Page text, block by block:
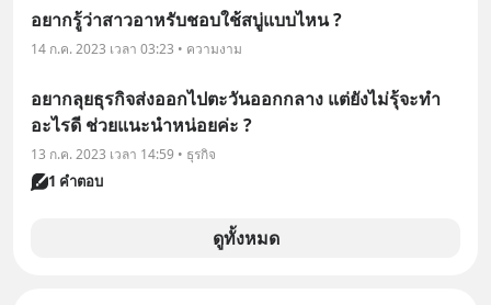
อยากรู้ว่าสาวอาหรับชอบใช้สบู่แบบไหน ?
14 ก.ค. 2023 เวลา 03:23 • ความงาม
อยากลุยธุรกิจส่งออกไปตะวันออกกลาง แต่ยังไม่รุ้จะทำ
อะไรดี ช่วยแนะนำหน่อยค่ะ ?
13 ก.ค. 2023 เวลา 14:59 • ธุรกิจ
1 คำตอบ
ดูทั้งหมด